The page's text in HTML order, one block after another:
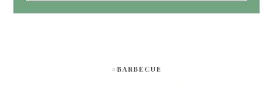
#BARBECUE